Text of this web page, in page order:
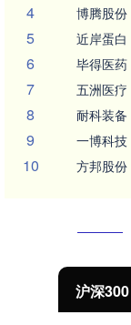
4 博腾股份
5 近岸蛋白
6 毕得医药
7 五洲医疗
8 耐科装备
9 一博科技
10 方邦股份
沪深300